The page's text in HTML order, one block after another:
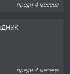
преди 4 месеца
преди 4 месеца